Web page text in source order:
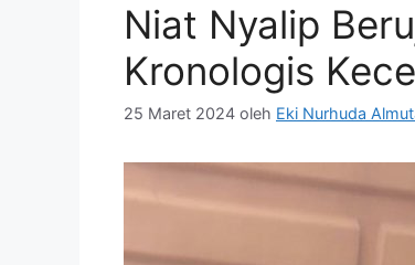
Niat Nyalip
Kronologis
25 Maret 2024 oleh Eki Nurhuda